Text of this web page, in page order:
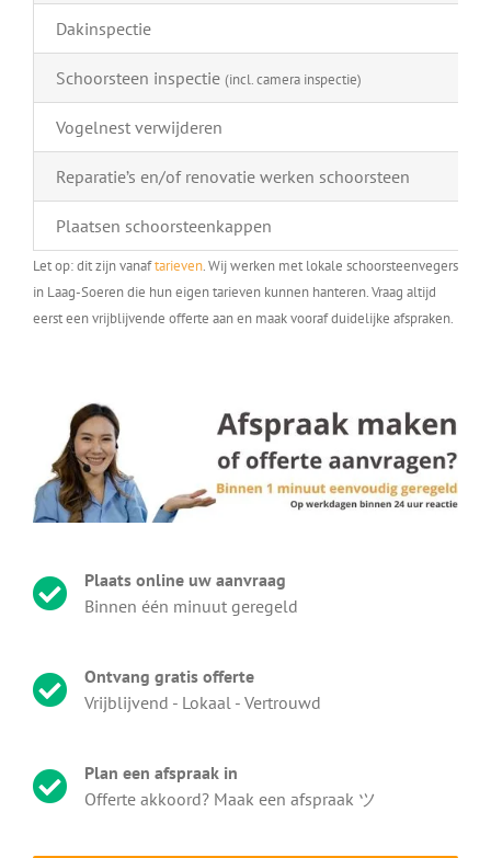
Dakinspectie
Schoorsteen inspectie (incl. camera inspectie)
Vogelnest verwijderen
Reparatie’s en/of renovatie werken schoorsteen
Plaatsen schoorsteenkappen
Let op: dit zijn vanaftarieven. Wij werken met lokale schoorsteenvegers
in Laag-Soeren die hun eigen tarieven kunnen hanteren. Vraag altijd
eerst een vrijblijvende offerte aan en maak vooraf duidelijke afspraken.
Plaats online uw aanvraag
Binnen één minuut geregeld
Ontvang gratis offerte
Vrijblijvend - Lokaal - Vertrouwd
Plan een afspraak in
Offerte akkoord? Maak een afspraak ツ